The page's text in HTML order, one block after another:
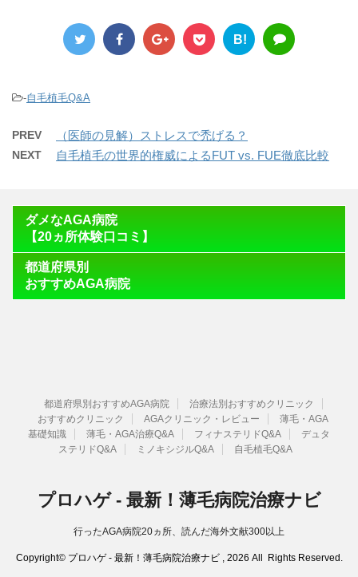
B!
-自毛植毛Q&A
PREV （医師の見解）ストレスで禿げる？
NEXT 自毛植毛の世界的権威によるFUT vs. FUE徹底比較
ダメなAGA病院
【20ヵ所体験口コミ】
都道府県別
おすすめAGA病院
都道府県別おすすめAGA病院
治療法別おすすめクリニック
おすすめクリニック
AGAクリニック・レビュー
薄毛・AGA
基礎知識
薄毛・AGA治療Q&A フィナステリドQ&A
デュタ
ステリドQ&A
ミノキシジルQ&A 自毛植毛Q&A
プロハゲ - 最新！薄毛病院治療ナビ
行ったAGA病院20ヵ所、読んだ海外文献300以上
Copyright© プロハゲ - 最新！薄毛病院治療ナビ , 2026 All Rights Reserved.